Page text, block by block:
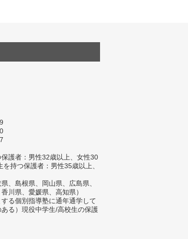
護者：男性32歳以上、女性30
持つ保護者：男性35歳以上、
、島根県、岡山県、広島県、
川県、愛媛県、高知県）
る個別指導塾に通年通学して
る）現役中学生/高校生の保護